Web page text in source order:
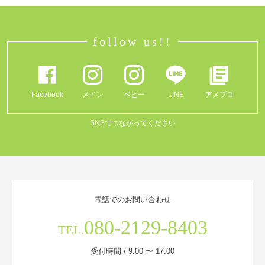
follow us!!
Facebook メイン ベビー LINE アメブロ
SNSでつながってください
電話でのお問い合わせ
TEL.080-2129-8403
受付時間 / 9:00 〜 17:00